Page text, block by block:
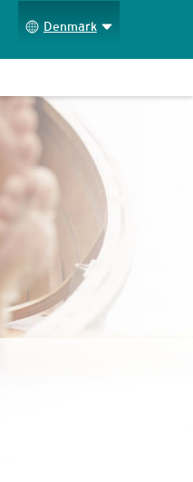
Denmark